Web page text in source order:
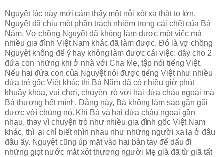
Nguyệt lúc này mới cảm thấy một nỗi xót xa thật to lớn.
Nguyệt đã chịu một phần trách nhiệm trong cái chết của Bà
Năm. Vợ chồng Nguyệt đã không làm được một việc mà
nhiều gia đình Việt Nam khác đã làm được. Đó là vợ chồng
Nguyệt không để ý hay không làm được cái việc: dậy cho 2
đứa con những khi ở nhà với Cha Mẹ, tập nói tiếng Việt.
Nếu hai đứa con của Nguyệt nói được tiếng Việt như nhiều
đứa trẻ gốc Việt khác thì Bà Năm đã có nhiều giờ phút
khuây khỏa, vui chơi, chuyện trò với hai đứa cháu ngoại mà
Bà thương hết mình. Đằng này, Bà không làm sao gần gũi
được với chúng nó. Khi Bà và hai đứa cháu ngoại gần
nhau, thay vì chuyện trò như nhiều gia đình gốc Việt Nam
khác, thì lại chỉ biết nhìn nhau như những người xa lạ ở đâu
đâu ấy. Nguyệt cũng úp mặt vào hai bàn tay để dấu đi
những giọt nước mắt xót thương người Mẹ già đã từ giã tất